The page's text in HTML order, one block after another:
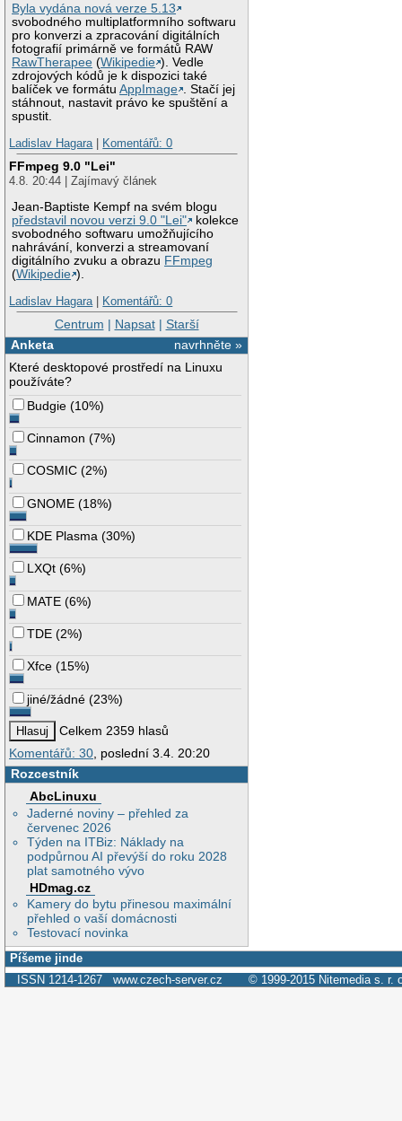
Byla vydána nová verze 5.13
svobodného multiplatformního softwaru
pro konverzi a zpracování digitálních
fotografií primárně ve formátů RAW
RawTherapee (Wikipedie ). Vedle
zdrojových kódů je k dispozici také
balíček ve formátuAppImage
. Stačí jej
stáhnout, nastavit právo ke spuštění a
spustit.
Ladislav Hagara | Komentářů: 0
FFmpeg 9.0 "Lei"
4.8. 20:44 | Zajímavý článek
Jean-Baptiste Kempf na svém blogu
představil novou verzi 9.0 "Lei"
kolekce
svobodného softwaru umožňujícího
nahrávání, konverzi a streamovaní
digitálního zvuku a obrazu FFmpeg
(Wikipedie ).
Ladislav Hagara | Komentářů: 0
Centrum | Napsat| Starší
navrhněte »
Anketa
Které desktopové prostředí na Linuxu
používáte?
Budgie (10%)
Cinnamon (7%)
COSMIC (2%)
GNOME (18%)
KDE Plasma (30%)
LXQt (6%)
MATE (6%)
TDE (2%)
Xfce (15%)
jiné/žádné (23%)
Celkem 2359 hlasů
Komentářů: 30, poslední 3.4. 20:20
Rozcestník
AbcLinuxu
Jaderné noviny – přehled za
červenec 2026
Týden na ITBiz: Náklady na
podpůrnou AI převýší do roku 2028
plat samotného vývo
HDmag.cz
Kamery do bytu přinesou maximální
přehled o vaší domácnosti
Testovací novinka
Píšeme jinde
ISSN 1214-1267 www.czech-server.cz © 1999-2015 Nitemedia s. r.